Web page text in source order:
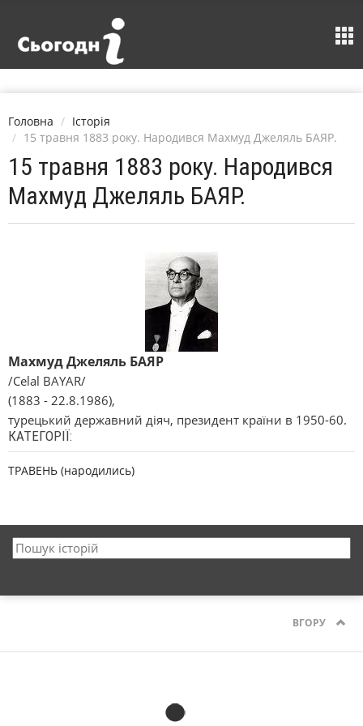
Головна
Історія
15 травня 1883 року. Народився Махмуд Джеляль БАЯР.
15 травня 1883 року. Народився
Махмуд Джеляль БАЯР.
Махмуд Джеляль БАЯР
/Celal BAYAR/
(1883 - 22.8.1986),
турецький державний діяч, президент країни в 1950-60.
КАТЕГОРІЇ:
ТРАВЕНЬ (народились)
ВГОРУ